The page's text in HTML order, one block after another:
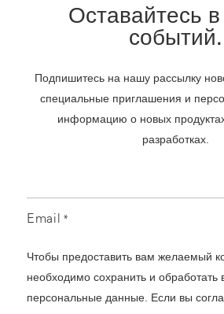
Оставайтесь в
событий.
Подпишитесь на нашу рассылку
специальные приглашения и
информацию о новых
разработках.
Email *
Чтобы предоставить вам желаемый
необходимо сохранить и обработать
персональные данные. Если вы